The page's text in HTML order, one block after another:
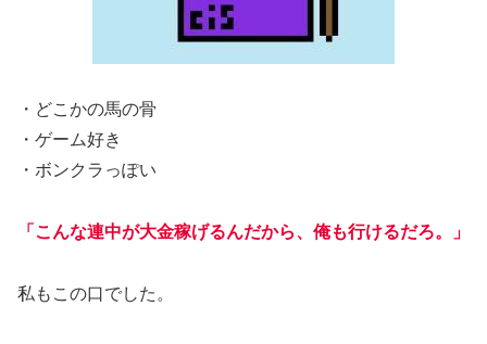
・どこかの馬の骨
・ゲーム好き
・ボンクラっぽい
「こんな連中が大金稼げるんだから、俺も行けるだろ。」
私もこの口でした。